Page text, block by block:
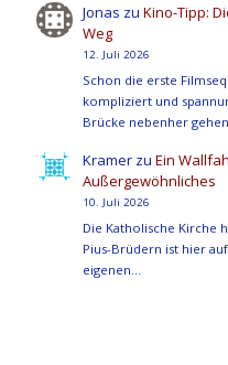
Jonas zuKino-Tipp:
Weg
12. Juli 2026
Schon die erste
kompliziert und
Brücke nebenher
Kramer zuEin
Außergewöhnliches
10. Juli 2026
Die Katholische Kirche
Pius-Brüdern ist hier
eigenen…